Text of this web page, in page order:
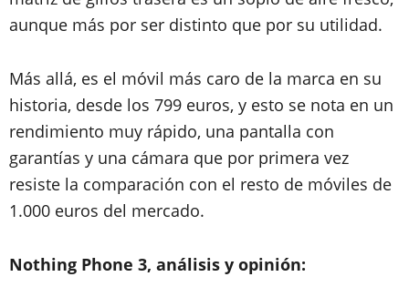
aunque más por ser distinto que por su utilidad.
Más allá, es el móvil más caro de la marca en su
historia, desde los 799 euros, y esto se nota en un
rendimiento muy rápido, una pantalla con
garantías y una cámara que por primera vez
resiste la comparación con el resto de móviles de
1.000 euros del mercado.
Nothing Phone 3, análisis y opinión: